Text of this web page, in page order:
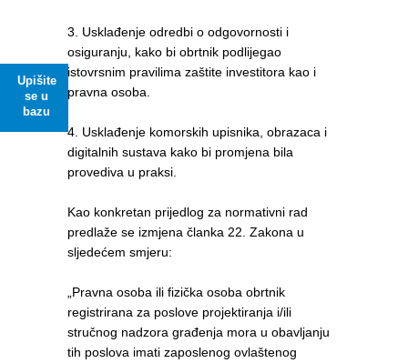
Upišite
se u
bazu
3. Usklađenje odredbi o odgovornosti i
osiguranju, kako bi obrtnik podlijegao
istovrsnim pravilima zaštite investitora kao i
pravna osoba.
4. Usklađenje komorskih upisnika, obrazaca i
digitalnih sustava kako bi promjena bila
provediva u praksi.
Kao konkretan prijedlog za normativni rad
predlaže se izmjena članka 22. Zakona u
sljedećem smjeru:
„Pravna osoba ili fizička osoba obrtnik
registrirana za poslove projektiranja i/ili
stručnog nadzora građenja mora u obavljanju
tih poslova imati zaposlenog ovlaštenog